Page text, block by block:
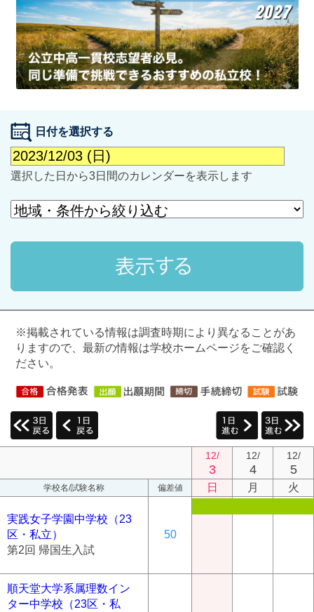
最近見た学校
学校閲覧履歴はありません
ブックマークした学校
ブックマークした学校はありません
日付を選択する
選択した日から3日間のカレンダーを表示します
※掲載されている情報は調査時期により異なることがあ
りますので、最新の情報は学校ホームページをご確認く
ださい。
12/
3
12/
4
12/
5
学校名/試験名称 偏差値 日 月 火
実践女子学園中学校（23
区・私立）
第2回 帰国生入試
50
順天堂大学系属理数イン
ター中学校（23区・私